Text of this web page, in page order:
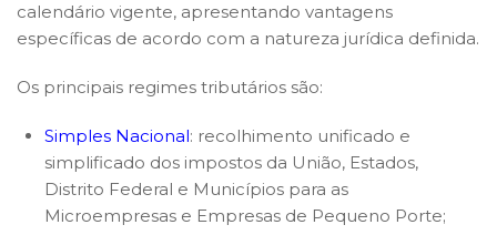
calendário vigente, apresentando vantagens
específicas de acordo com a natureza jurídica definida.
Os principais regimes tributários são:
Simples Nacional: recolhimento unificado e
simplificado dos impostos da União, Estados,
Distrito Federal e Municípios para as
Microempresas e Empresas de Pequeno Porte;